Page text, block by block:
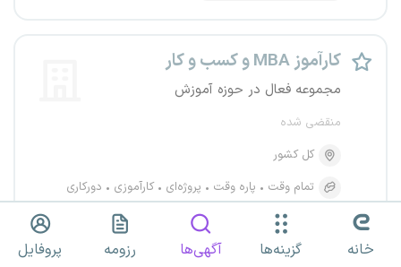
کارآموز MBA و کسب‌ و کار
مجموعه فعال در حوزه آموزش
منقضی شده
کل کشور
تمام وقت
پاره وقت پروژه‌ای کارآموزی دورکاری
خانه گزینه‌ها آگهی‌ها رزومه پروفایل